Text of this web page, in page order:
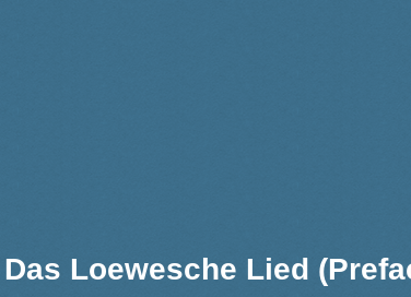
Das Loewesche Lied